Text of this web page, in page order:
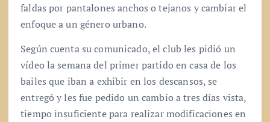
faldas por pantalones anchos o tejanos y cambiar el
enfoque a un género urbano.
Según cuenta su comunicado, el club les pidió un
vídeo la semana del primer partido en casa de los
bailes que iban a exhibir en los descansos, se
entregó y les fue pedido un cambio a tres días vista,
tiempo insuficiente para realizar modificaciones en